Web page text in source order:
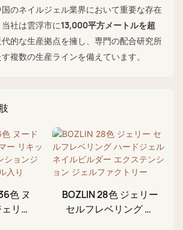
のネイルジェル業界において重要な存在
社は雲浮市に13,000平方メートルを超
的な生産拠点を擁し、専門の配合研究所
複数の生産ラインを備えています。
色 ヌ
リー
BOZLIN 28色 ジェリー
セルフレベリング ハ